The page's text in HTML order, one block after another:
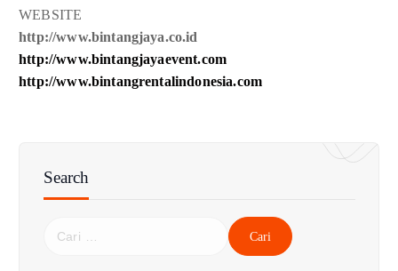
WEBSITE
http://www.bintangjaya.co.id
http://www.bintangjayaevent.com
http://www.bintangrentalindonesia.com
Search